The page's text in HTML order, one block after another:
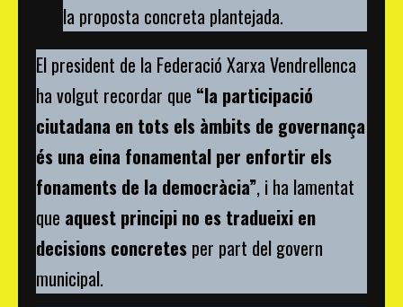
la proposta concreta plantejada.
El president de la Federació Xarxa Vendrellenca
ha volgut recordar que “la participació
ciutadana en tots els àmbits de governança
és una eina fonamental per enfortir els
fonaments de la democràcia”, i ha lamentat
que aquest principi no es tradueixi en
decisions concretes per part del govern
municipal.